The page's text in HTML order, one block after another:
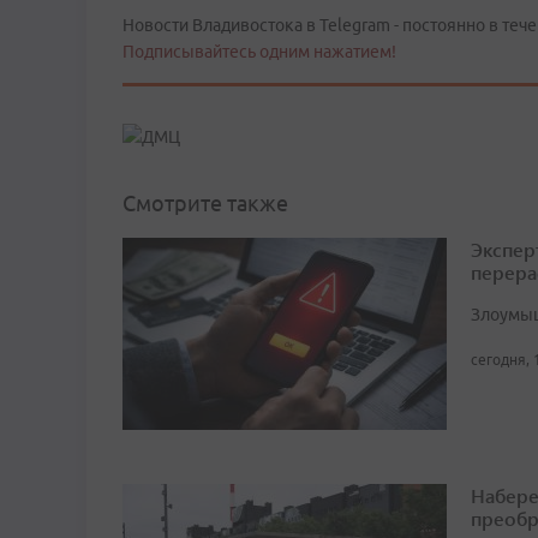
Новости Владивостока в Telegram - постоянно в
Подписывайтесь одним нажатием!
Смотрите также
сегодня,